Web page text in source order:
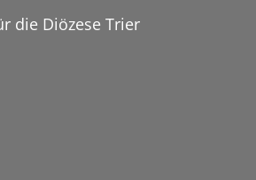
die Diözese Trier